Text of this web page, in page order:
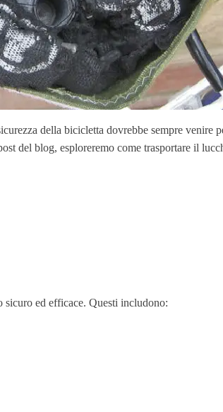
della bicicletta dovrebbe sempre
del blog, esploreremo come trasportare il
ed efficace. Questi includono: